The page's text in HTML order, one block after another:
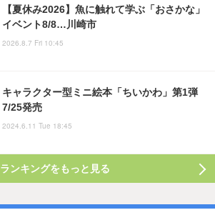
【夏休み2026】魚に触れて学ぶ「おさかな」
イベント8/8…川崎市
2026.8.7 Fri 10:45
キャラクター型ミニ絵本「ちいかわ」第1弾
7/25発売
2024.6.11 Tue 18:45
ランキングをもっと見る